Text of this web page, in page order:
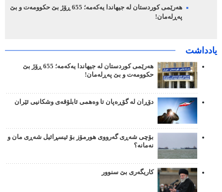
هەرێمی کوردستان لە جیهاندا یەکەمە؛ 655 ڕۆژ بێ حکوومەت و بێ
پەڕلەمان!
یادداشت
هەرێمی کوردستان لە جیهاندا یەکەمە؛ 655 ڕۆژ بێ
حکوومەت و بێ پەڕلەمان!
دۆڕان لە گۆڕەپان تا وەهمی ئابلۆقەی وشکانیی ئێران
بۆچی شەڕی گەرووی هورمۆز بۆ ئیسڕائیل شەڕی مان و
نەمانە؟
کاریگەری بێ سنوور